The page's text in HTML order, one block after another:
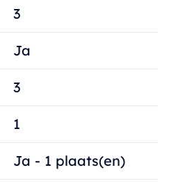
3
Ja
3
1
Ja - 1 plaats(en)